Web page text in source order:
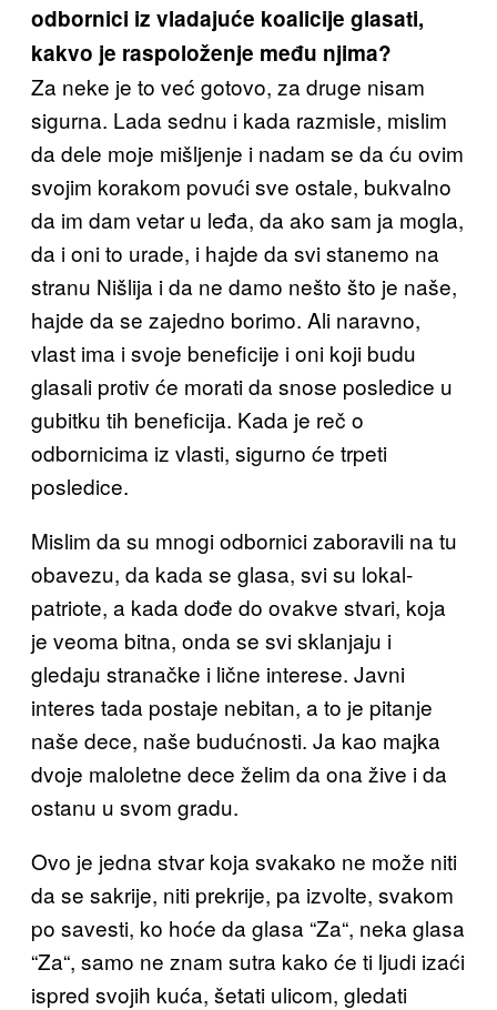
odbornici iz vladajuće koalicije glasati,
kakvo je raspoloženje među njima?
Za neke je to već gotovo, za druge nisam
sigurna. Lada sednu i kada razmisle, mislim
da dele moje mišljenje i nadam se da ću ovim
svojim korakom povući sve ostale, bukvalno
da im dam vetar u leđa, da ako sam ja mogla,
da i oni to urade, i hajde da svi stanemo na
stranu Nišlija i da ne damo nešto što je naše,
hajde da se zajedno borimo. Ali naravno,
vlast ima i svoje beneficije i oni koji budu
glasali protiv će morati da snose posledice u
gubitku tih beneficija. Kada je reč o
odbornicima iz vlasti, sigurno će trpeti
posledice.
Mislim da su mnogi odbornici zaboravili na tu
obavezu, da kada se glasa, svi su lokal-
patriote, a kada dođe do ovakve stvari, koja
je veoma bitna, onda se svi sklanjaju i
gledaju stranačke i lične interese. Javni
interes tada postaje nebitan, a to je pitanje
naše dece, naše budućnosti. Ja kao majka
dvoje maloletne dece želim da ona žive i da
ostanu u svom gradu.
Ovo je jedna stvar koja svakako ne može niti
da se sakrije, niti prekrije, pa izvolte, svakom
po savesti, ko hoće da glasa “Za“, neka glasa
“Za“, samo ne znam sutra kako će ti ljudi izaći
ispred svojih kuća, šetati ulicom, gledati